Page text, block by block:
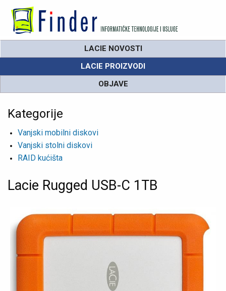
LACIE NOVOSTI
LACIE PROIZVODI
OBJAVE
Kategorije
Vanjski mobilni diskovi
Vanjski stolni diskovi
RAID kućišta
Lacie Rugged USB-C 1TB